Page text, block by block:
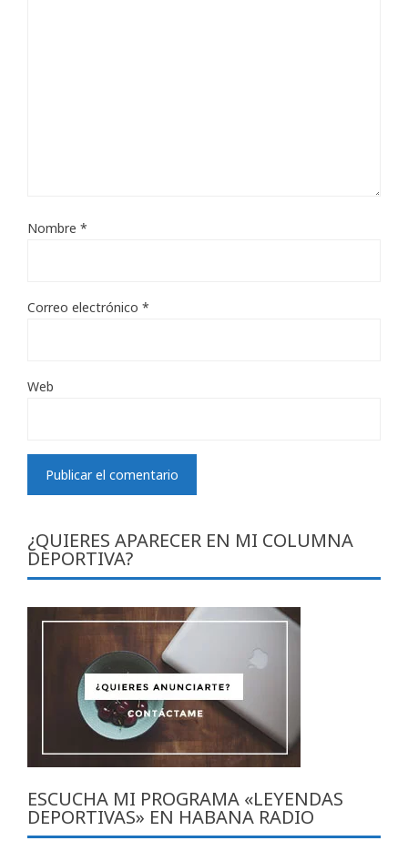
Nombre *
Correo electrónico *
Web
¿QUIERES APARECER EN MI COLUMNA
DEPORTIVA?
ESCUCHA MI PROGRAMA «LEYENDAS
DEPORTIVAS» EN HABANA RADIO